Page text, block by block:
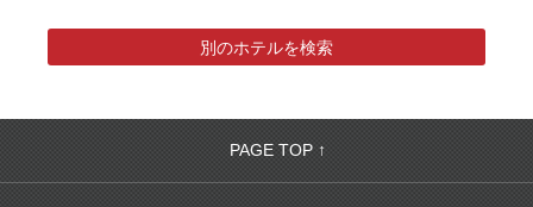
別のホテルを検索
PAGE TOP ↑